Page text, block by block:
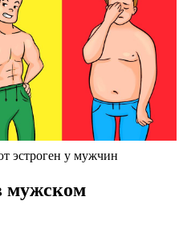
эстроген у мужчин
мужском